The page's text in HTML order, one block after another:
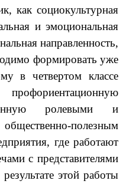
как социокультурная
и эмоциональная
направленность,
формировать уже
в четвертом классе
ролевыми и
полезным
где работают
с представителями
этой работы